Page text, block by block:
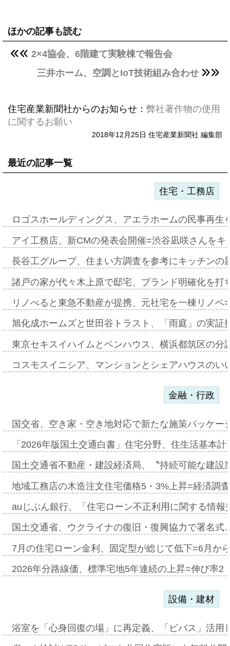
ほかの記事も読む
2×4協会、6階建て実験棟で報告会
三井ホーム、空調とIoT技術組み合わせ
住宅産業新聞社からのお知らせ： 弊社著作物の使用
に関するお願い
2018年12月25日 住宅産業新聞社 編集部
最近の記事一覧
住宅・工務店
ロゴスホールディングス、アエラホームの民事再
アイ工務店、新CMの発表会開催=渋谷凪咲さんを
長谷工グループ、住まい方調査を参考にキッチン
諸戸の家が代々木上原で邸宅、ブランド明確化を
リノべると東急不動産が提携、元社宅を一棟リノ
旭化成ホームズと世田谷トラスト、「雨庭」の実
東京セキスイハイムとベンハウス、横浜都筑区の
コスモスイニシア、マンションとシェアハウスの
金融・行政
国交省、空き家・空き地対応で新たな施策パッケ
「2026年版国土交通白書」住宅分野、住生活基本
国土交通省不動産・建設経済局、〝持続可能な建
地域工務店の木造注文住宅価格5・3%上昇=経済調
auじぶん銀行、「住宅ローン不正利用に関する情
国土交通省、ウクライナの復旧・復興協力で署名
7月の住宅ローン金利、固定型が総じて低下=6月か
2026年分路線価、標準宅地5年連続の上昇=伸び率
設備・建材
浴室を「心身回復の場」に再定義、「ビバス」活